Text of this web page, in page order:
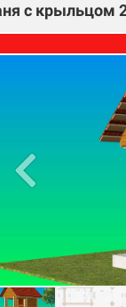
с крыльцом